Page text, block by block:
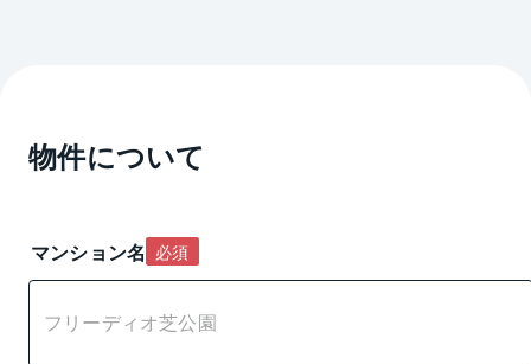
物件について
マンション名 必須